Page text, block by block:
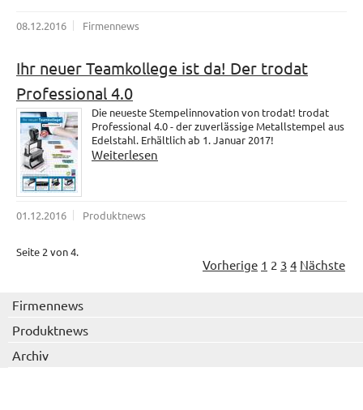
08.12.2016 Firmennews
Ihr neuer Teamkollege ist da! Der trodat
Professional 4.0
Die neueste Stempelinnovation von trodat! trodat
Professional 4.0 - der zuverlässige Metallstempel aus
Edelstahl. Erhältlich ab 1. Januar 2017!
Weiterlesen
01.12.2016 Produktnews
Seite 2 von 4.
Vorherige 1 2 3 4 Nächste
Firmennews
Produktnews
Archiv